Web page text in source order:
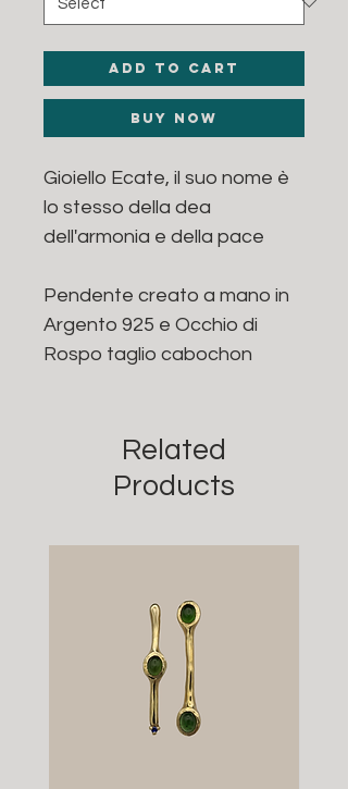
Add to Cart
Buy Now
Gioiello Ecate, il suo nome è
lo stesso della dea
dell'armonia e della pace
Pendente creato a mano in
Argento 925 e Occhio di
Rospo taglio cabochon
Related
Products